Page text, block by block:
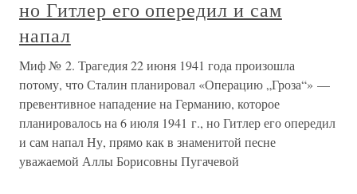
но Гитлер его опередил и сам
напал
Миф № 2. Трагедия 22 июня 1941 года произошла
потому, что Сталин планировал «Операцию „Гроза“» —
превентивное нападение на Германию, которое
планировалось на 6 июля 1941 г., но Гитлер его опередил
и сам напал Ну, прямо как в знаменитой песне
уважаемой Аллы Борисовны Пугачевой